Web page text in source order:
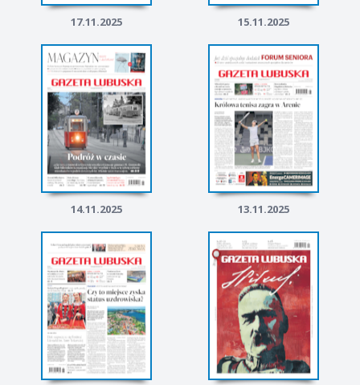
17.11.2025 15.11.2025
14.11.2025 13.11.2025